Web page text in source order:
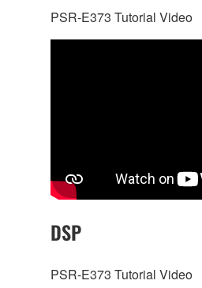
PSR-E373 Tutorial Video
DSP
PSR-E373 Tutorial Video